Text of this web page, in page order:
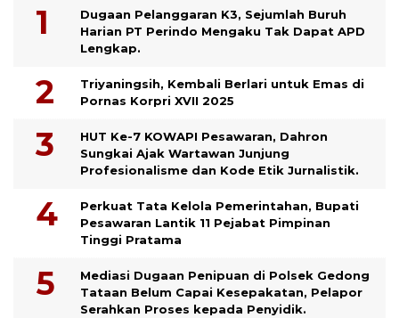
Dugaan Pelanggaran K3, Sejumlah Buruh
Harian PT Perindo Mengaku Tak Dapat APD
Lengkap.
Triyaningsih, Kembali Berlari untuk Emas di
Pornas Korpri XVII 2025
HUT Ke-7 KOWAPI Pesawaran, Dahron
Sungkai Ajak Wartawan Junjung
Profesionalisme dan Kode Etik Jurnalistik.
Perkuat Tata Kelola Pemerintahan, Bupati
Pesawaran Lantik 11 Pejabat Pimpinan
Tinggi Pratama
Mediasi Dugaan Penipuan di Polsek Gedong
Tataan Belum Capai Kesepakatan, Pelapor
Serahkan Proses kepada Penyidik.